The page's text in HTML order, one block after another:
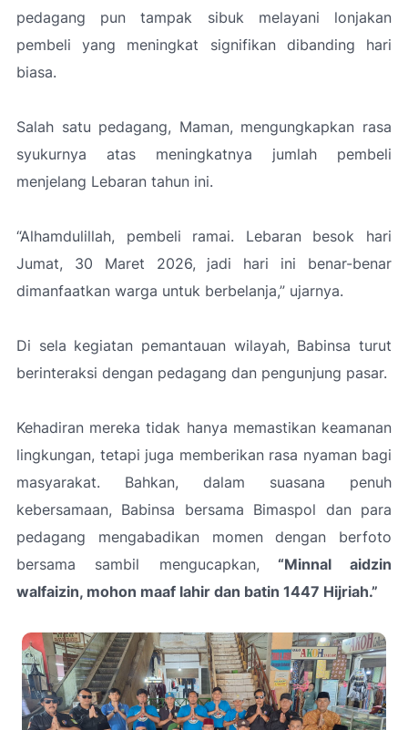
pedagang pun tampak sibuk melayani lonjakan
pembeli yang meningkat signifikan dibanding hari
biasa.
Salah satu pedagang, Maman, mengungkapkan rasa
syukurnya atas meningkatnya jumlah pembeli
menjelang Lebaran tahun ini.
“Alhamdulillah, pembeli ramai. Lebaran besok hari
Jumat, 30 Maret 2026, jadi hari ini benar-benar
dimanfaatkan warga untuk berbelanja,” ujarnya.
Di sela kegiatan pemantauan wilayah, Babinsa turut
berinteraksi dengan pedagang dan pengunjung pasar.
Kehadiran mereka tidak hanya memastikan keamanan
lingkungan, tetapi juga memberikan rasa nyaman bagi
masyarakat. Bahkan, dalam suasana penuh
kebersamaan, Babinsa bersama Bimaspol dan para
pedagang mengabadikan momen dengan berfoto
bersama sambil mengucapkan, “Minnal aidzin
walfaizin, mohon maaf lahir dan batin 1447 Hijriah.”